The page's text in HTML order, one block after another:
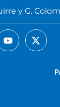
y G.